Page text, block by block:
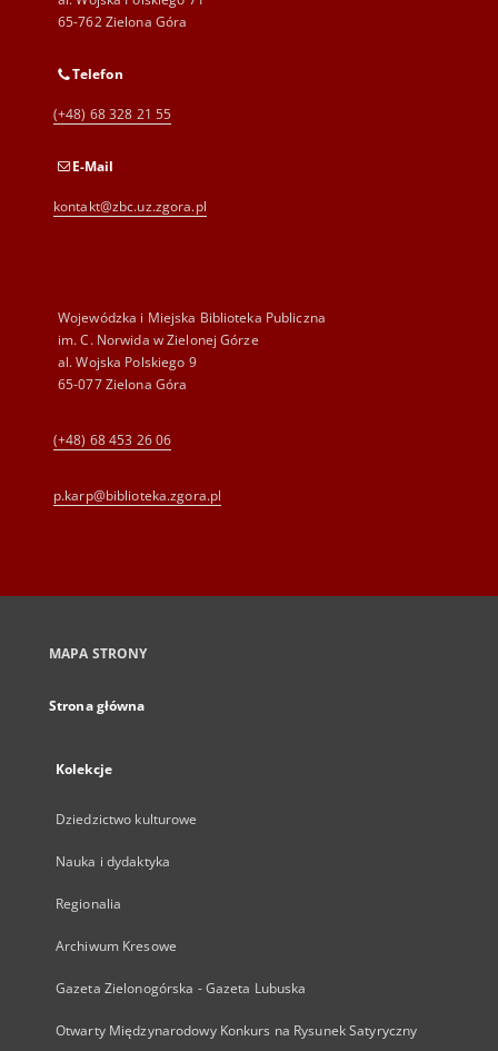
65-762 Zielona Góra
Telefon
(+48) 68 328 21 55
E-Mail
kontakt@zbc.uz.zgora.pl
Wojewódzka i Miejska Biblioteka Publiczna
im. C. Norwida w Zielonej Górze
al. Wojska Polskiego 9
65-077 Zielona Góra
(+48) 68 453 26 06
p.karp@biblioteka.zgora.pl
MAPA STRONY
Strona główna
Kolekcje
Dziedzictwo kulturowe
Nauka i dydaktyka
Regionalia
Archiwum Kresowe
Gazeta Zielonogórska - Gazeta Lubuska
Otwarty Międzynarodowy Konkurs na Rysunek Satyryczny